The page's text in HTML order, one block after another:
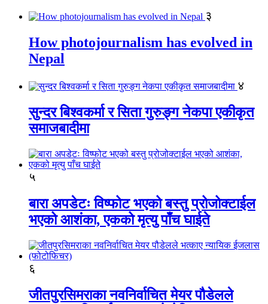
३
How photojournalism has evolved in
Nepal
४
सुन्दर बिश्वकर्मा र सिता गुरुङ्ग नेकपा एकीकृत
समाजबादीमा
५
बारा अपडेटः विष्फोट भएको बस्तु प्रोजोक्टाईल
भएको आशंका, एकको मृत्यु पाँच घाईते
६
जीतपुरसिमराका नवनिर्वाचित मेयर पौडेलले